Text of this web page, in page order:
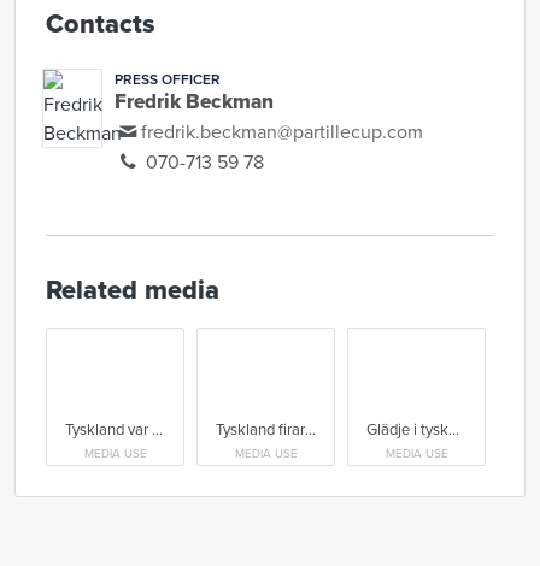
Contacts
PRESS OFFICER
Fredrik Beckman
fredrik.beckman@partillecup.com
070-713 59 78
Related media
Tyskland var det mest kompletta laget under EOC
MEDIA USE
Tyskland firar guldet.
MEDIA USE
Glädje i tyska laget efter segern.
MEDIA USE